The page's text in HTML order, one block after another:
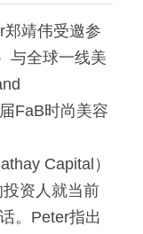
靖伟受邀参
与全球一线美
FaB时尚美容
Capital）
资人就当前
。Peter指出